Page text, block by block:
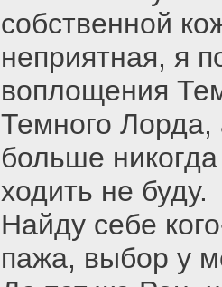
собственной
неприятная, я
воплощения
Темного Лорда,
больше
ходить не буду.
Найду себе
пажа, выбор у